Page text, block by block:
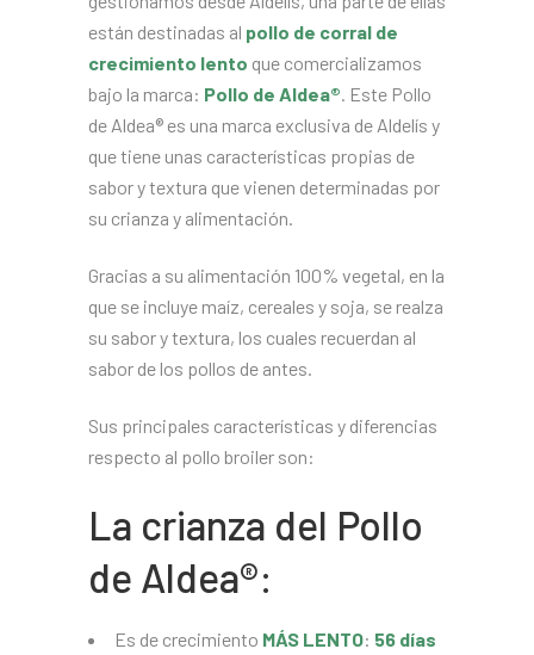
están destinadas al pollo de corral de
crecimiento lento que comercializamos
bajo la marca: Pollo de Aldea® . Este Pollo
de Aldea® es una marca exclusiva de Aldelís y
que tiene unas características propias de
sabor y textura que vienen determinadas por
su crianza y alimentación.
Gracias a su alimentación 100% vegetal, en la
que se incluye maíz, cereales y soja, se realza
su sabor y textura, los cuales recuerdan al
sabor de los pollos de antes.
Sus principales características y diferencias
respecto al pollo broiler son:
La crianza del Pollo
de Aldea®:
Es de crecimiento MÁS LENTO: 56 días